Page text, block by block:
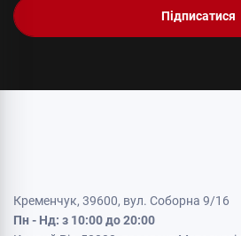
Підписатися